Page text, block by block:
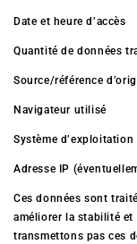
Date et heure d’accès
Quantité de données
Source/référence
Navigateur utilisé
Système
Adresse IP
Ces données sont
améliorer la stabilité
transmettons pas ces